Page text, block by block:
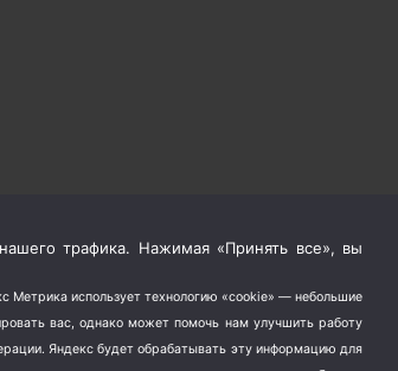
трафика. Нажимая «Принять все», вы
Метрика использует технологию «cookie» — небольшие
вас, однако может помочь нам улучшить работу
Яндекс будет обрабатывать эту информацию для